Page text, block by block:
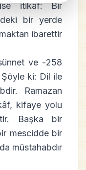
itikâf: Bir
bir yerde
ibarettir.
ve
Şöyle ki: Dil ile
Ramazan
kifaye yolu
Başka bir
mescidde bir
müstahabdır.